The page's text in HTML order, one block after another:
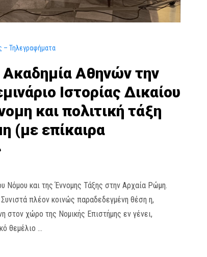
– Τηλεγραφήματα
Αθηνών την
Ιστορίας Δικαίου
και πολιτική τάξη
(με επίκαιρα
Νόμου και της Έννομης Τάξης στην Αρχαία Ρώμη.
πλέον κοινώς παραδεδεγμένη θέση η,
στον χώρο της Νομικής Επιστήμης εν γένει,
θεμέλιο …